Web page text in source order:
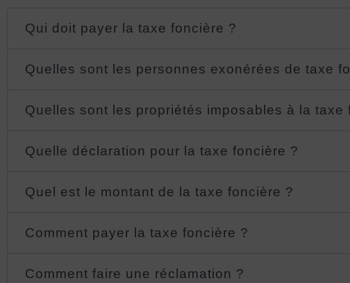
Qui doit payer la taxe foncière ?
Quelles sont les personnes exonérées de taxe
Quelles sont les propriétés imposables à la taxe
Quelle déclaration pour la taxe foncière ?
Quel est le montant de la taxe foncière ?
Comment payer la taxe foncière ?
Comment faire une réclamation ?